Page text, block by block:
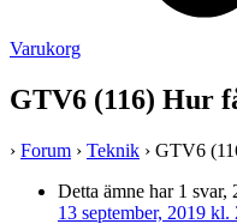
Varukorg
GTV6 (116) Hur
› Forum › Teknik › GTV6
Detta ämne har 1 svar,
13 september, 2019 kl.